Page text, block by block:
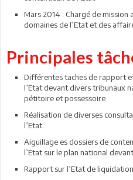
Mars 2014 : Chargé de mission
domaines de l’Etat et des
Principales
Différentes taches de rapport
l’Etat devant divers tribunaux
pétitoire et possessoire.
Réalisation de diverses
l’Etat.
Aiguillage es dossiers de
l’Etat sur le plan national
Rapport sur l’Etat de